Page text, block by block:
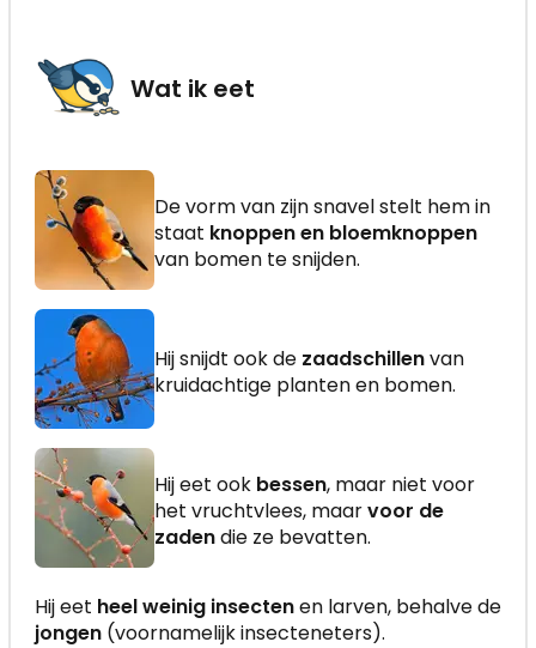
Wat ik eet
De vorm van zijn snavel stelt hem in
staat knoppen en bloemknoppen
van bomen te snijden.
Hij snijdt ook de zaadschillenvan
kruidachtige planten en bomen.
Hij eet ook bessen, maar niet voor
het vruchtvlees, maarvoor de
zadendie ze bevatten.
Hij eet heel weinig insectenen larven, behalve de
jongen (voornamelijk insecteneters).